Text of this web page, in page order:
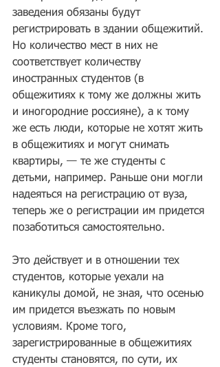
заведения обязаны будут
регистрировать в здании общежитий.
Но количество мест в них не
соответствует количеству
иностранных студентов (в
общежитиях к тому же должны жить
и иногородние россияне), а к тому
же есть люди, которые не хотят жить
в общежитиях и могут снимать
квартиры, — те же студенты с
детьми, например. Раньше они могли
надеяться на регистрацию от вуза,
теперь же о регистрации им придется
позаботиться самостоятельно.
Это действует и в отношении тех
студентов, которые уехали на
каникулы домой, не зная, что осенью
им придется въезжать по новым
условиям. Кроме того,
зарегистрированные в общежитиях
студенты становятся, по сути, их